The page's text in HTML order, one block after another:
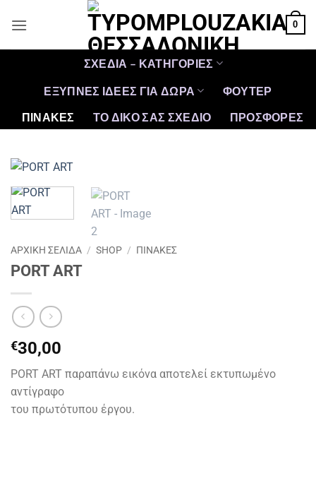
στο
0
ΣΧΕΔΙΑ – ΚΑΤΗΓΟΡΙΕΣ
ΕΞΥΠΝΕΣ ΙΔΕΕΣ ΓΙΑ ΔΩΡΑ
ΦΟΥΤΕΡ
ΠΙΝΑΚΕΣ
ΤΟ ΔΙΚΟ ΣΑΣ ΣΧΕΔΙΟ ΠΡΟΣΦΟΡΈΣ
ΑΡΧΙΚΉ ΣΕΛΊΔΑ / SHOP / ΠΙΝΑΚΕΣ
PORT ART
€30,00
PORT ART παραπάνω εικόνα αποτελεί εκτυπωμένο
αντίγραφο
του πρωτότυπου έργου.